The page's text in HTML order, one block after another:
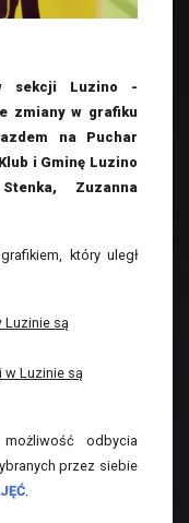
sekcji Luzino -
zmiany w grafiku
na Puchar
i Gminę Luzino
Zuzanna
który uległ
Luzinie są
w Luzinie są
odbycia
przez siebie